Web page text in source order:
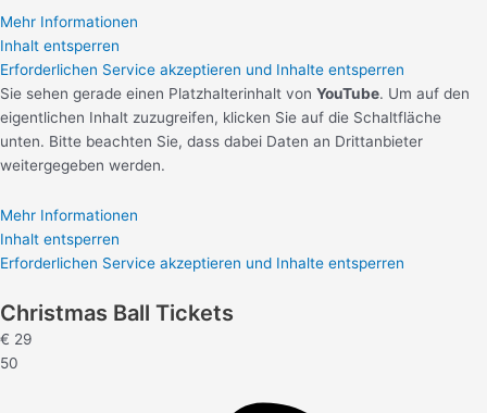
Mehr Informationen
Inhalt entsperren
Erforderlichen Service akzeptieren und Inhalte entsperren
Sie sehen gerade einen Platzhalterinhalt von YouTube. Um auf den
eigentlichen Inhalt zuzugreifen, klicken Sie auf die Schaltfläche
unten. Bitte beachten Sie, dass dabei Daten an Drittanbieter
weitergegeben werden.
Mehr Informationen
Inhalt entsperren
Erforderlichen Service akzeptieren und Inhalte entsperren
Christmas Ball Tickets
€ 29
50